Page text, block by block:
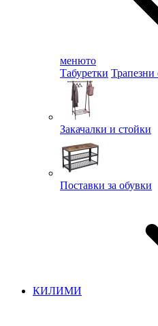
менюто
Табуретки Трапезни
Закачалки и стойки
Поставки за обувки
КИЛИМИ